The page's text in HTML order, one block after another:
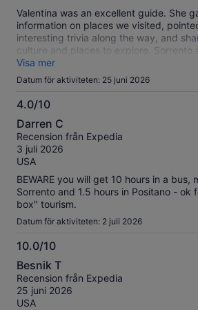
Valentina was an excellent guide. She
information on places we visited,
interesting trivia along the way, and
culture and places to explore. Sorrento
were beautiful!
Visa mer
Datum för aktiviteten: 25 juni 2026
4.0/10
4.0
av
10
Darren C
Recension från Expedia
3 juli 2026
USA
BEWARE you will get 10 hours in a bus,
Sorrento and 1.5 hours in Positano - ok
box" tourism.
Datum för aktiviteten: 2 juli 2026
10.0/10
10.0
av
10
Besnik T
Recension från Expedia
25 juni 2026
USA